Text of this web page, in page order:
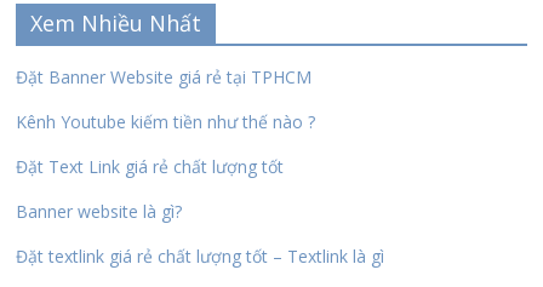
Xem Nhiều Nhất
Đặt Banner Website giá rẻ tại TPHCM
Kênh Youtube kiếm tiền như thế nào ?
Đặt Text Link giá rẻ chất lượng tốt
Banner website là gì?
Đặt textlink giá rẻ chất lượng tốt – Textlink là gì